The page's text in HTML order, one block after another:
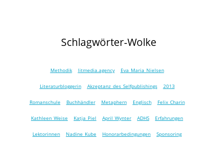
Schlagwörter-Wolke
Methodik litmedia.agency Eva Maria Nielsen
Literaturbloggerin Akzeptanz des Selfpublishings 2013
Romanschule Buchhändler Metaphern Englisch Felix Charin
Kathleen Weise Katja Piel April Wynter ADHS Erfahrungen
Lektorinnen Nadine Kube Honorarbedingungen Sponsoring